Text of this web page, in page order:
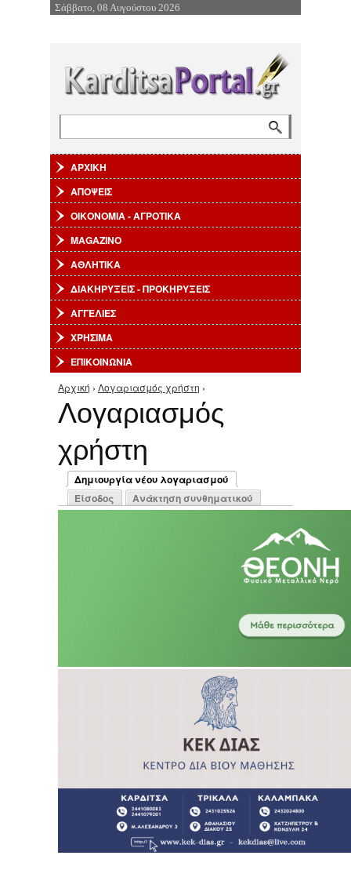
Επιστροφή στην Πλοήγηση
Σάββατο, 08 Αυγούστου 2026
ΑΡΧΙΚΗ
ΑΠΟΨΕΙΣ
ΟΙΚΟΝΟΜΙΑ - ΑΓΡΟΤΙΚΑ
MAGAZINO
ΑΘΛΗΤΙΚΑ
ΔΙΑΚΗΡΥΞΕΙΣ - ΠΡΟΚΗΡΥΞΕΙΣ
ΑΓΓΕΛΙΕΣ
ΧΡΗΣΙΜΑ
ΕΠΙΚΟΙΝΩΝΙΑ
Είστε εδώ
Αρχική › Λογαριασμός χρήστη ›
Λογαριασμός
χρήστη
Πρωτεύουσες καρτέλες
Δημιουργία νέου λογαριασμού
(ενεργή καρτέλα)
Είσοδος Ανάκτηση συνθηματικού